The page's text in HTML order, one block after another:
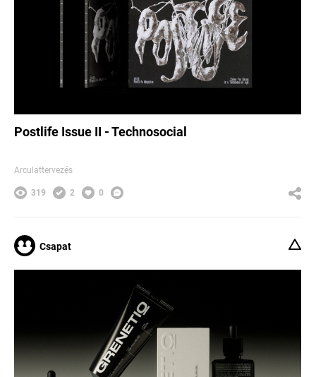
Postlife Issue II - Technosocial
Arculattervezés
319 2 0
Csapat